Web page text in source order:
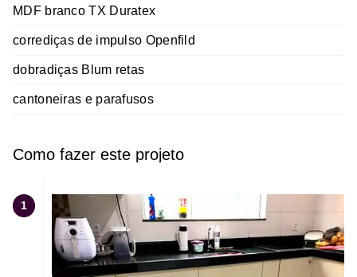
MDF branco TX Duratex
corrediças de impulso Openfild
dobradiças Blum retas
cantoneiras e parafusos
Como fazer este projeto
1